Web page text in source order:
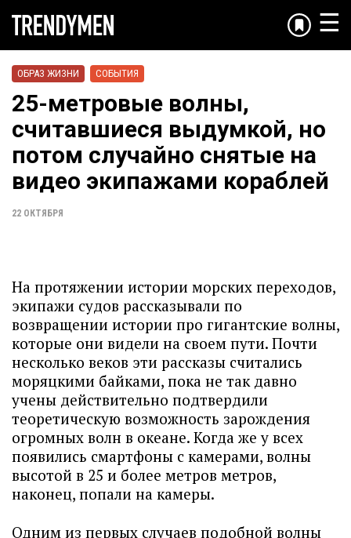
☰
ОБРАЗ ЖИЗНИ СОБЫТИЯ
25-метровые волны,
считавшиеся выдумкой, но
потом случайно снятые на
видео экипажами кораблей
22 ОКТЯБРЯ
На протяжении истории морских переходов,
экипажи судов рассказывали по
возвращении истории про гигантские волны,
которые они видели на своем пути. Почти
несколько веков эти рассказы считались
моряцкими байками, пока не так давно
учены действительно подтвердили
теоретическую возможность зарождения
огромных волн в океане. Когда же у всех
появились смартфоны с камерами, волны
высотой в 25 и более метров метров,
наконец, попали на камеры.
Одним из первых случаев подобной волны